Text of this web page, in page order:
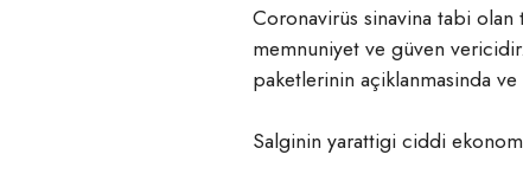
Coronavirüs sinavina tabi
memnuniyet ve güven
paketlerinin açiklanmasinda
Salginin yarattigi ciddi